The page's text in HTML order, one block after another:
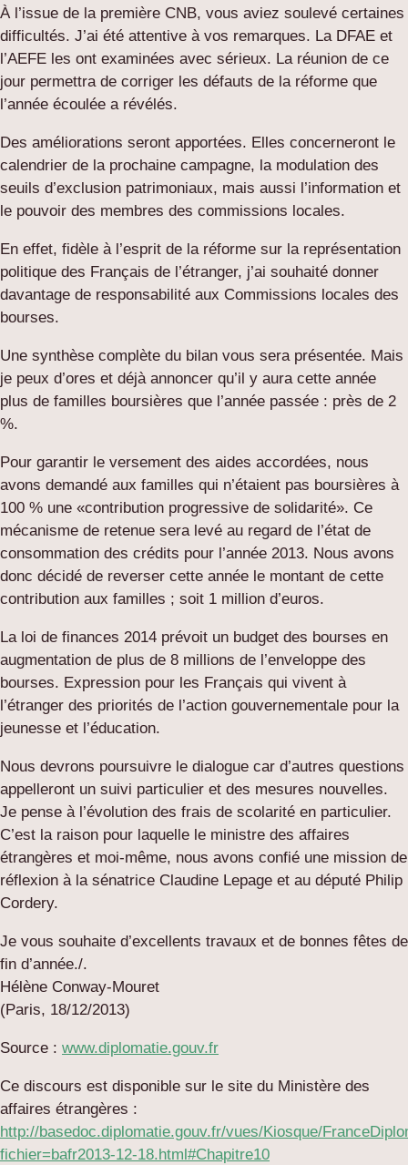
À l’issue de la première CNB, vous aviez soulevé certaines
difficultés. J’ai été attentive à vos remarques. La DFAE et
l’AEFE les ont examinées avec sérieux. La réunion de ce
jour permettra de corriger les défauts de la réforme que
l’année écoulée a révélés.
Des améliorations seront apportées. Elles concerneront le
calendrier de la prochaine campagne, la modulation des
seuils d’exclusion patrimoniaux, mais aussi l’information et
le pouvoir des membres des commissions locales.
En effet, fidèle à l’esprit de la réforme sur la représentation
politique des Français de l’étranger, j’ai souhaité donner
davantage de responsabilité aux Commissions locales des
bourses.
Une synthèse complète du bilan vous sera présentée. Mais
je peux d’ores et déjà annoncer qu’il y aura cette année
plus de familles boursières que l’année passée : près de 2
%.
Pour garantir le versement des aides accordées, nous
avons demandé aux familles qui n’étaient pas boursières à
100 % une «contribution progressive de solidarité». Ce
mécanisme de retenue sera levé au regard de l’état de
consommation des crédits pour l’année 2013. Nous avons
donc décidé de reverser cette année le montant de cette
contribution aux familles ; soit 1 million d’euros.
La loi de finances 2014 prévoit un budget des bourses en
augmentation de plus de 8 millions de l’enveloppe des
bourses. Expression pour les Français qui vivent à
l’étranger des priorités de l’action gouvernementale pour la
jeunesse et l’éducation.
Nous devrons poursuivre le dialogue car d’autres questions
appelleront un suivi particulier et des mesures nouvelles.
Je pense à l’évolution des frais de scolarité en particulier.
C’est la raison pour laquelle le ministre des affaires
étrangères et moi-même, nous avons confié une mission de
réflexion à la sénatrice Claudine Lepage et au député Philip
Cordery.
Je vous souhaite d’excellents travaux et de bonnes fêtes de
fin d’année./.
Hélène Conway-Mouret
(Paris, 18/12/2013)
Source : www.diplomatie.gouv.fr
Ce discours est disponible sur le site du Ministère des
affaires étrangères :
http://basedoc.diplomatie.gouv.fr/vues/Kiosque/
fichier=bafr2013-12-18.html#Chapitre10